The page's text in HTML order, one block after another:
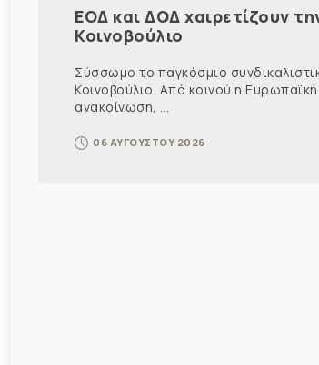
ΕΟΔ και ΔΟΔ χαιρετίζουν
Κοινοβούλιο
Σύσσωμο το παγκόσμιο
Κοινοβούλιο. Από κοινού η
ανακοίνωση, ...
06 ΑΥΓΟΥΣΤΟΥ 2026